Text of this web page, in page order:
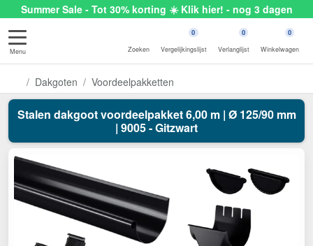
Summer Sale - Tot 30% korting ☀️ Klik hier! - nog 3 dagen
Menu Zoeken
0
Vergelijkingslijst
0
Verlanglijst
0
Winkelwagen
Dakgoten Voordeelpakketten
Stalen dakgoot voordeelpakket 6,00 m | Ø 125/90 mm
| 9005 - Gitzwart